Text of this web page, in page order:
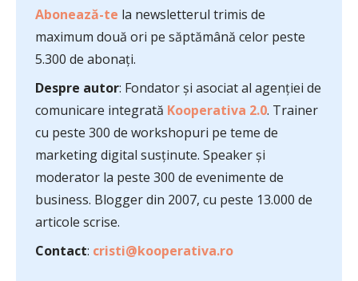
Abonează-te la newsletterul trimis de
maximum două ori pe săptămână celor peste
5.300 de abonați.
Despre autor: Fondator și asociat al agenției de
comunicare integrată Kooperativa 2.0. Trainer
cu peste 300 de workshopuri pe teme de
marketing digital susținute. Speaker și
moderator la peste 300 de evenimente de
business. Blogger din 2007, cu peste 13.000 de
articole scrise.
Contact: cristi@kooperativa.ro